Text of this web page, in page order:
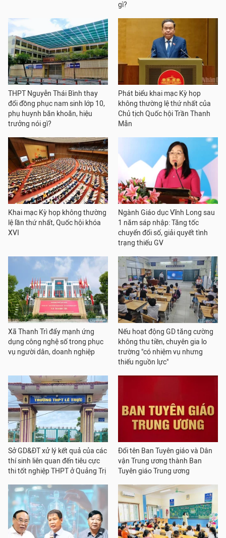
gì?
THPT Nguyễn Thái Bình thay
đổi đồng phục nam sinh lớp 10,
phụ huynh băn khoăn, hiệu
trưởng nói gì?
Phát biểu khai mạc Kỳ họp
không thường lệ thứ nhất của
Chủ tịch Quốc hội Trần Thanh
Mẫn
Khai mạc Kỳ họp không thường
lệ lần thứ nhất, Quốc hội khóa
XVI
Ngành Giáo dục Vĩnh Long sau
1 năm sáp nhập: Tăng tốc
chuyển đổi số, giải quyết tình
trạng thiếu GV
Xã Thanh Trì đẩy mạnh ứng
dụng công nghệ số trong phục
vụ người dân, doanh nghiệp
Nếu hoạt động GD tăng cường
không thu tiền, chuyên gia lo
trường "có nhiệm vụ nhưng
thiếu nguồn lực"
Sở GD&ĐT xử lý kết quả của các
thí sinh liên quan đến tiêu cực
thi tốt nghiệp THPT ở Quảng Trị
Đổi tên Ban Tuyên giáo và Dân
vận Trung ương thành Ban
Tuyên giáo Trung ương